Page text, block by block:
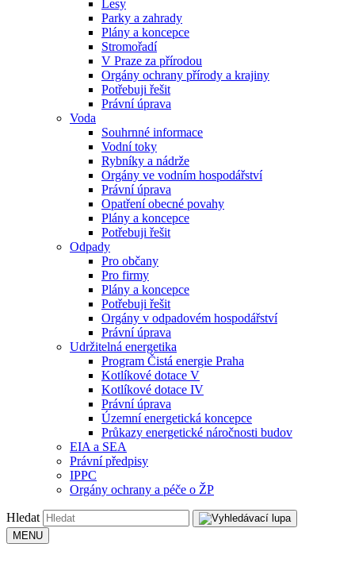
Lesy
Parky a zahrady
Plány a koncepce
Stromořadí
V Praze za přírodou
Orgány ochrany přírody a krajiny
Potřebuji řešit
Právní úprava
Voda
Souhrnné informace
Vodní toky
Rybníky a nádrže
Orgány ve vodním hospodářství
Právní úprava
Opatření obecné povahy
Plány a koncepce
Potřebuji řešit
Odpady
Pro občany
Pro firmy
Plány a koncepce
Potřebuji řešit
Orgány v odpadovém hospodářství
Právní úprava
Udržitelná energetika
Program Čistá energie Praha
Kotlíkové dotace V
Kotlíkové dotace IV
Právní úprava
Územní energetická koncepce
Průkazy energetické náročnosti budov
EIA a SEA
Právní předpisy
IPPC
Orgány ochrany a péče o ŽP
Hledat
MENU